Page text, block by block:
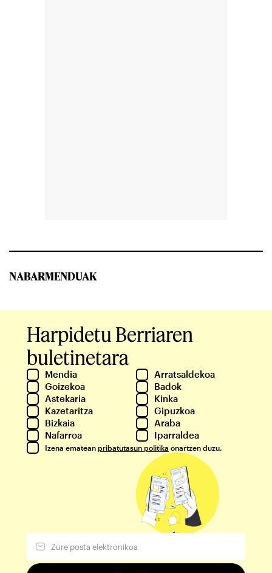
NABARMENDUAK
Harpidetu Berriaren
buletinetara
Mendia
Arratsaldekoa
Goizekoa
Badok
Astekaria
Kinka
Kazetaritza
Gipuzkoa
Bizkaia
Araba
Nafarroa
Iparraldea
Izena ematean pribatutasun politika onartzen duzu.